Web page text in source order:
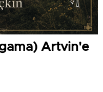
Artvin'e